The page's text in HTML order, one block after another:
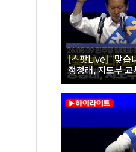
[스팟Live] “맞습
정청래, 지도부 교
26.08.09 더불어
보 대구·경북 합